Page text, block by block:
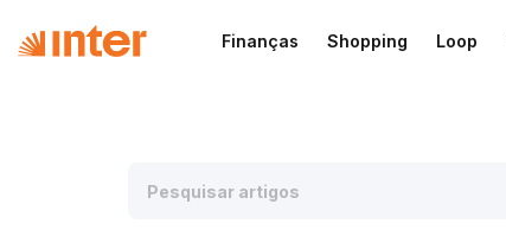
Finanças Shopping Loop